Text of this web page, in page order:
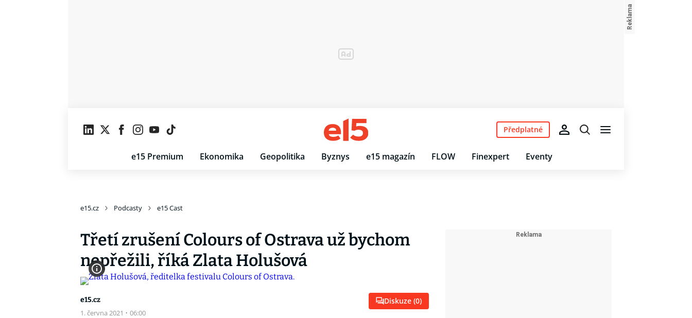
e15 Premium Ekonomika Geopolitika Byznys e15 magazín FLOW Finexpert Eventy
Předplatné
e15.cz Podcasty e15 Cast
Třetí zrušení Colours of Ostrava už bychom
nepřežili, říká Zlata Holušová
e15.cz
1. června 2021 · 06:00
Diskuze (0)